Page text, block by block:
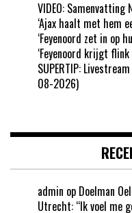
VIDEO:
‘Ajax haalt met hem
‘Feyenoord zet in op
‘Feyenoord krijgt flink
SUPERTIP:
08-2026)
admin op Doelman
Utrecht: “Ik voel me